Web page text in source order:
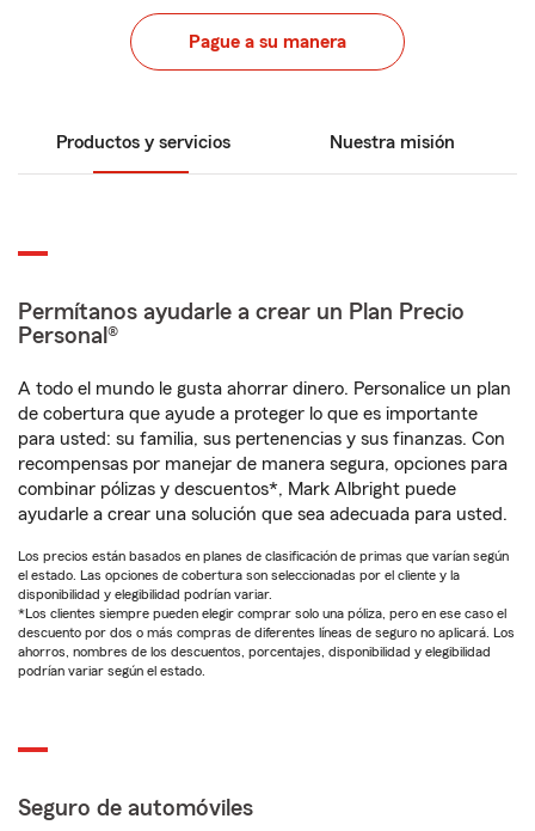
Pague a su manera
Productos y servicios Nuestra misión
Permítanos ayudarle a crear un Plan Precio
Personal®
A todo el mundo le gusta ahorrar dinero. Personalice un plan
de cobertura que ayude a proteger lo que es importante
para usted: su familia, sus pertenencias y sus finanzas. Con
recompensas por manejar de manera segura, opciones para
combinar pólizas y descuentos*, Mark Albright puede
ayudarle a crear una solución que sea adecuada para usted.
Los precios están basados en planes de clasificación de primas que varían según
el estado. Las opciones de cobertura son seleccionadas por el cliente y la
disponibilidad y elegibilidad podrían variar.
*Los clientes siempre pueden elegir comprar solo una póliza, pero en ese caso el
descuento por dos o más compras de diferentes líneas de seguro no aplicará. Los
ahorros, nombres de los descuentos, porcentajes, disponibilidad y elegibilidad
podrían variar según el estado.
Seguro de automóviles